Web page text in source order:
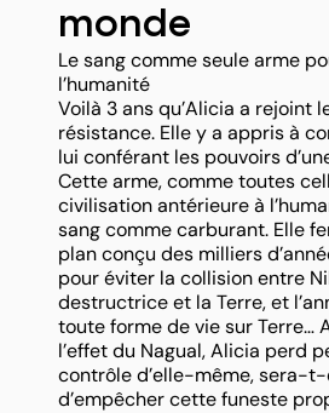
monde
Le sang comme seule arme
l’humanité
Voilà 3 ans qu’Alicia a rejoint
résistance. Elle y a appris à
lui conférant les pouvoirs
Cette arme, comme toutes
civilisation antérieure à
sang comme carburant. Elle
plan conçu des milliers
pour éviter la collision entre
destructrice et la Terre, et
toute forme de vie sur Terre…
l’effet du Nagual, Alicia perd
contrôle d’elle-même, sera-
d’empêcher cette funeste